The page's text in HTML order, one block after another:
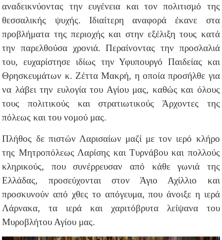
αναδεικνύοντας την ευγένεια και τον πολιτισμό της
θεσσαλικής ψυχής. Ιδιαίτερη αναφορά έκανε στα
προβλήματα της περιοχής και στην εξέλιξη τους κατά
την παρελθούσα χρονιά. Περαίνοντας την προσλαλιά
του, ευχαρίστησε ιδίως την Υφυπουργό Παιδείας και
Θρησκευμάτων κ. Ζέττα Μακρή, η οποία προσήλθε για
να λάβει την ευλογία του Αγίου μας, καθώς και όλους
τους πολιτικούς και στρατιωτικούς Άρχοντες της
πόλεως και του νομού μας.
Πλήθος δε πιστών Λαρισαίων μαζί με τον ιερό κλήρο
της Μητροπόλεως Λαρίσης και Τυρνάβου και πολλούς
κληρικούς, που συνέρρευσαν από κάθε γωνιά της
Ελλάδας, προσεύχονται στον Άγιο Αχίλλιο και
προσκυνούν από χθες το απόγευμα, που άνοιξε η ιερά
Λάρνακα, τα ιερά και χαριτόβρυτα λείψανα του
Μυροβλήτου Αγίου μας.